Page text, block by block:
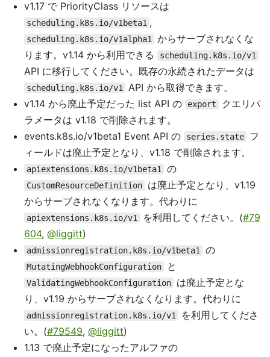
v1.17 で PriorityClass リソースは
scheduling.k8s.io/v1beta1 ,
scheduling.k8s.io/v1alpha1
からサーブされなくな
ります。v1.14 から利用できる
scheduling.k8s.io/v1
API に移行してください。既存の永続されたデータは
scheduling.k8s.io/v1
API から取得できます。
v1.14 から廃止予定だった list API の
export
クエリパ
ラメータは v1.18 で削除されます。
events.k8s.io/v1beta1 Event API の
series.state
フ
ィールドは廃止予定となり、v1.18 で削除されます。
apiextensions.k8s.io/v1beta1 の
CustomResourceDefinition
は廃止予定となり、v1.19
からサーブされなくなります。代わりに
apiextensions.k8s.io/v1 を利用してください。(#79
604, @liggitt)
admissionregistration.k8s.io/v1beta1 の
MutatingWebhookConfiguration と
ValidatingWebhookConfiguration
は廃止予定とな
り、v1.19 からサーブされなくなります。代わりに
admissionregistration.k8s.io/v1
を利用してくださ
い。(#79549, @liggitt)
1.13 で廃止予定になったアルファの